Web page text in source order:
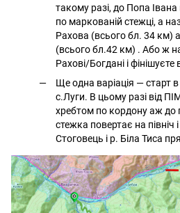
такому разі, до Попа Івана
по маркованій стежці, а
Рахова (всього бл. 34 км)
(всього бл.42 км) . Або ж
Рахові/Богдані і
Ще одна варіація — старт в
с.Луги. В цьому разі від
хребтом по кордону аж до
стежка повертає на північ
Стоговець і р. Біла Тиса